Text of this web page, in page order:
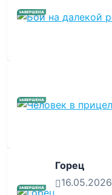
ЗАВЕРШЕНА
ЗАВЕРШЕНА
ЗАВЕРШЕНА
Горец
16.05.2026